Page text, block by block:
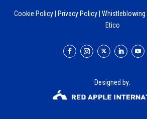
Cookie Policy| Privacy Policy| Whistleblowing
Etico
Designed by: